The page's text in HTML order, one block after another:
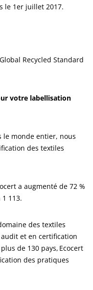
le 1er juillet 2017.
Recycled Standard
votre labellisation
le monde entier, nous
des textiles
a augmenté de 72 %
113.
des textiles
et en certification
de 130 pays, Ecocert
des pratiques